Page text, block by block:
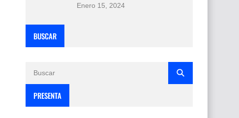
Enero 15, 2024
BUSCAR
PRESENTA